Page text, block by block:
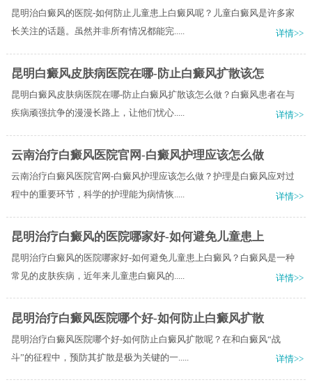
昆明治白癜风的医院-如何防止儿童患上白癜风呢？儿童白癜风是许多家
长关注的话题。虽然并非所有情况都能完.....
详情>>
昆明白癜风皮肤病医院在哪-防止白癜风扩散该怎
昆明白癜风皮肤病医院在哪-防止白癜风扩散该怎么做？白癜风患者在与
疾病顽强抗争的漫漫长路上，让他们忧心.....
详情>>
云南治疗白癜风医院官网-白癜风护理应该怎么做
云南治疗白癜风医院官网-白癜风护理应该怎么做？护理是白癜风应对过
程中的重要环节，科学的护理能为病情恢.....
详情>>
昆明治疗白癜风的医院哪家好-如何避免儿童患上
昆明治疗白癜风的医院哪家好-如何避免儿童患上白癜风？白癜风是一种
常见的皮肤疾病，近年来儿童患白癜风的.....
详情>>
昆明治疗白癜风医院哪个好-如何防止白癜风扩散
昆明治疗白癜风医院哪个好-如何防止白癜风扩散呢？在和白癜风“战
斗”的征程中，预防其扩散是极为关键的一.....
详情>>